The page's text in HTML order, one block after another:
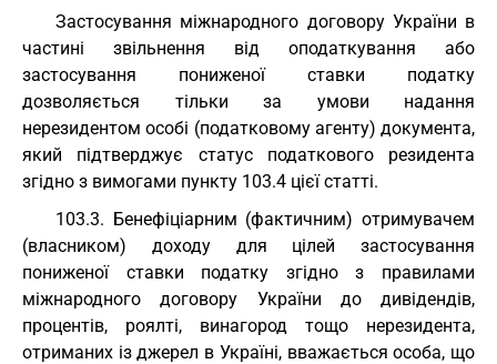
Застосування міжнародного договору України в
частині звільнення від оподаткування або
застосування пониженої ставки податку
дозволяється тільки за умови надання
нерезидентом особі (податковому агенту) документа,
який підтверджує статус податкового резидента
згідно з вимогами пункту 103.4 цієї статті.
103.3. Бенефіціарним (фактичним) отримувачем
(власником) доходу для цілей застосування
пониженої ставки податку згідно з правилами
міжнародного договору України до дивідендів,
процентів, роялті, винагород тощо нерезидента,
отриманих із джерел в Україні, вважається особа, що